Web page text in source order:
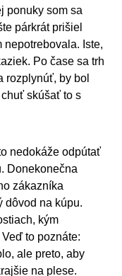
ponuky som sa
párkrát prišiel
nepotrebovala. Iste,
Po čase sa trh
rozplynúť, by bol
skúšať to s
nedokáže odpútať
Donekonečna
zákazníka
dôvod na kúpu.
kým
to poznáte:
ale preto, aby
na plese.